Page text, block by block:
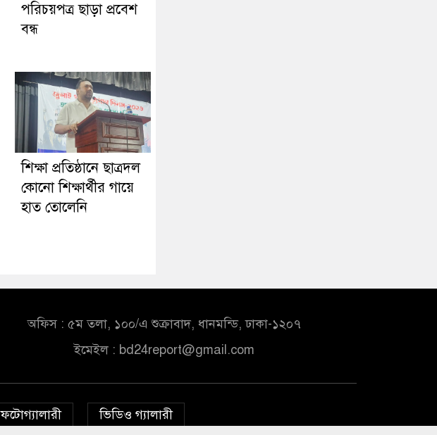
পরিচয়পত্র ছাড়া প্রবেশ
বন্ধ
শিক্ষা প্রতিষ্ঠানে ছাত্রদল
কোনো শিক্ষার্থীর গায়ে
হাত তোলেনি
অফিস : ৫ম তলা, ১০০/এ শুক্রাবাদ, ধানমন্ডি, ঢাকা-১২০৭
ইমেইল : bd24report@gmail.com
ফটোগ্যালারী ভিডিও গ্যালারী